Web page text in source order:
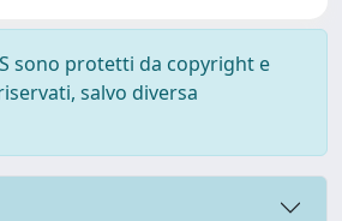
sono protetti da copyright e
salvo diversa